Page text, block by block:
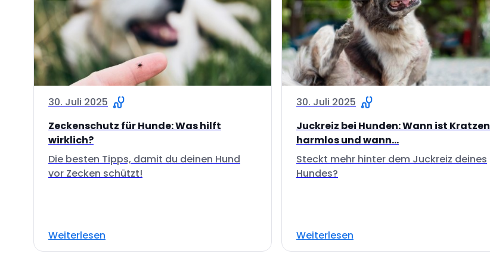
30. Juli 2025
Zeckenschutz für Hunde: Was hilft
wirklich?
Die besten Tipps, damit du deinen Hund
vor Zecken schützt!
Weiterlesen
30. Juli 2025
Juckreiz bei Hunden: Wann ist Kratzen
harmlos und wann...
Steckt mehr hinter dem Juckreiz deines
Hundes?
Weiterlesen